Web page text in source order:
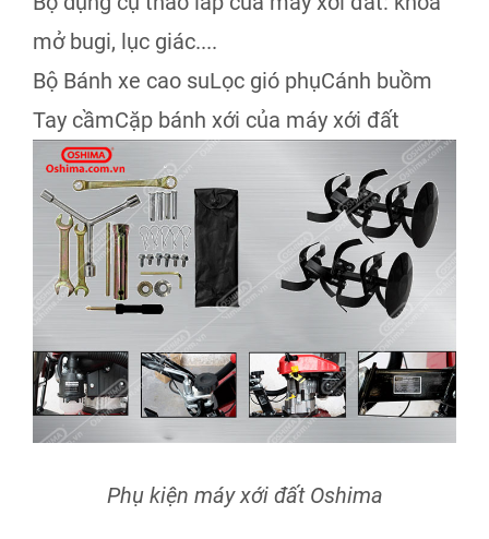
mở bugi, lục giác....
Bộ Bánh xe cao suLọc gió phụCánh buồm
Tay cầmCặp bánh xới của máy xới đất
Phụ kiện máy xới đất Oshima